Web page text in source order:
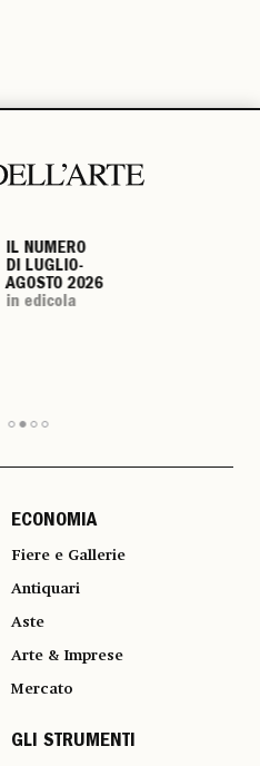
IL NUMERO
DI LUGLIO-
AGOSTO 2026
in edicola
IL NUMERO
DI LUGLIO-
AGOSTO 2026
in edicola
IL NUMERO
DI LUGLIO-
AGOSTO 2026
in edicola
IL NUMERO
DI LUGLIO-
AGOSTO 2026
in edicola
ECONOMIA
Fiere e Gallerie
Antiquari
Aste
Arte & Imprese
Mercato
GLI STRUMENTI